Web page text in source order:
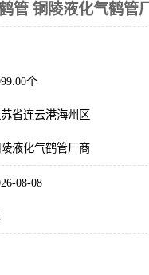
管 铜陵液化气鹤管
个
省连云港海州区
液化气鹤管厂商
08-08